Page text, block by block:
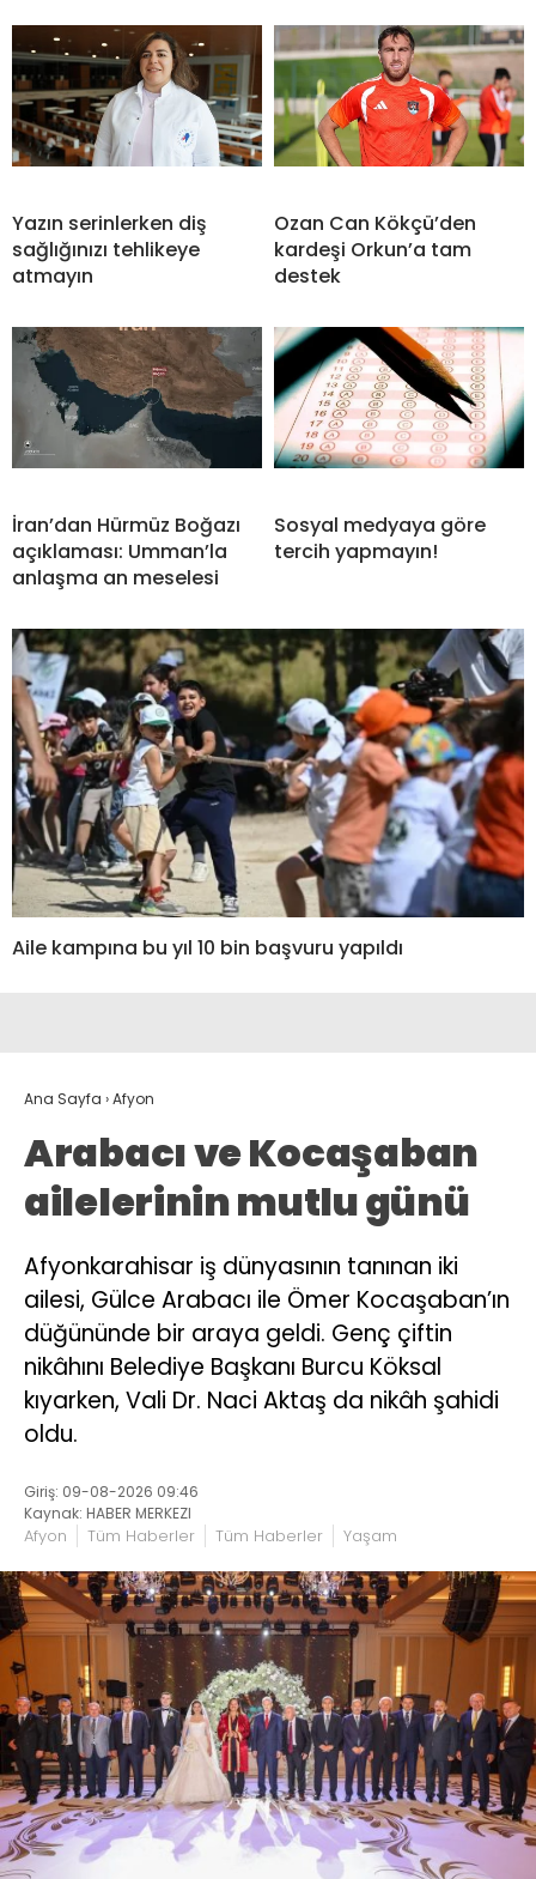
Yazın serinlerken diş
sağlığınızı tehlikeye
atmayın
Ozan Can Kökçü’den
kardeşi Orkun’a tam
destek
İran’dan Hürmüz Boğazı
açıklaması: Umman’la
anlaşma an meselesi
Sosyal medyaya göre
tercih yapmayın!
Aile kampına bu yıl 10 bin başvuru yapıldı
Ana Sayfa ›Afyon
Arabacı ve Kocaşaban
ailelerinin mutlu günü
Afyonkarahisar iş dünyasının tanınan iki
ailesi, Gülce Arabacı ile Ömer Kocaşaban’ın
düğününde bir araya geldi. Genç çiftin
nikâhını Belediye Başkanı Burcu Köksal
kıyarken, Vali Dr. Naci Aktaş da nikâh şahidi
oldu.
Giriş: 09-08-2026 09:46
Kaynak: HABER MERKEZI
Afyon Tüm Haberler Tüm Haberler Yaşam